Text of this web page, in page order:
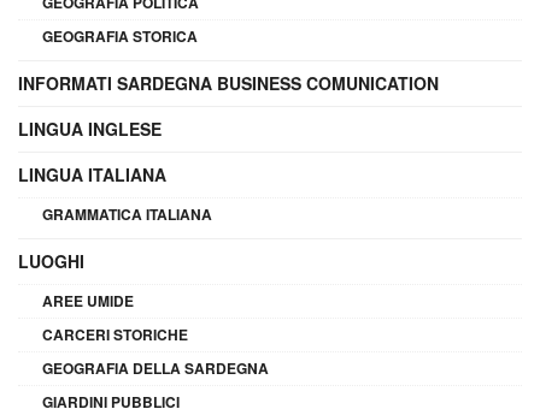
GEOGRAFIA STORICA
INFORMATI SARDEGNA BUSINESS COMUNICATION
LINGUA INGLESE
LINGUA ITALIANA
GRAMMATICA ITALIANA
LUOGHI
AREE UMIDE
CARCERI STORICHE
GEOGRAFIA DELLA SARDEGNA
GIARDINI PUBBLICI